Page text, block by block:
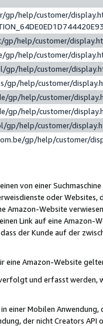
gp/help/customer/
gp/help/customer/
gp/help/customer/
gp/help/customer/
gp/help/customer/
gp/help/customer/
gp/help/customer/
gp/help/customer/
gp/help/customer/
von einer
oder Websites,
Amazon-Website
Link auf eine
der Kunde auf der
eine Amazon-Website
und erfasst werden,
einer Mobilen
der nicht Creators